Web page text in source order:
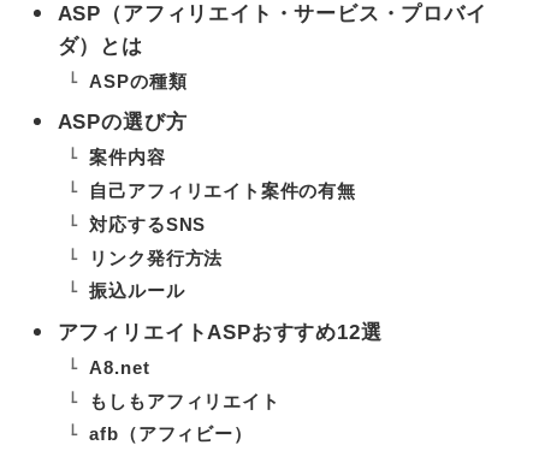
ASP（アフィリエイト・サービス・プロバイ
ダ）とは
ASPの種類
ASPの選び方
案件内容
自己アフィリエイト案件の有無
対応するSNS
リンク発行方法
振込ルール
アフィリエイトASPおすすめ12選
A8.net
もしもアフィリエイト
afb（アフィビー）